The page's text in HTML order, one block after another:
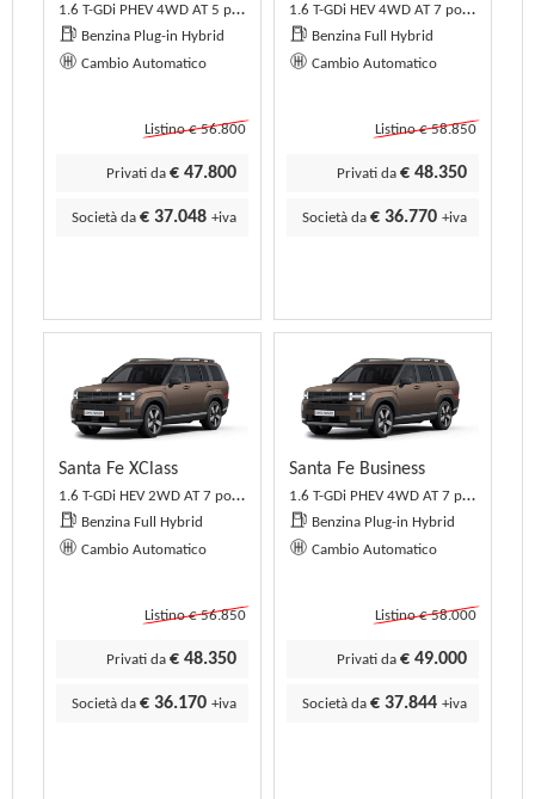
1.6 T-GDi PHEV 4WD AT 5 posti Business
Benzina Plug-in Hybrid
Cambio Automatico
Listino € 56.800
Privati da € 47.800
Società da € 37.048 +iva
1.6 T-GDi HEV 4WD AT 7 posti XClass
Benzina Full Hybrid
Cambio Automatico
Listino € 58.850
Privati da € 48.350
Società da € 36.770 +iva
Santa Fe XClass
1.6 T-GDi HEV 2WD AT 7 posti XClass
Benzina Full Hybrid
Cambio Automatico
Listino € 56.850
Privati da € 48.350
Società da € 36.170 +iva
Santa Fe Business
1.6 T-GDi PHEV 4WD AT 7 posti Business
Benzina Plug-in Hybrid
Cambio Automatico
Listino € 58.000
Privati da € 49.000
Società da € 37.844 +iva